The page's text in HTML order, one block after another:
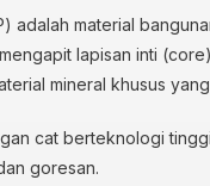
adalah material
lapisan inti
mineral khusus
cat berteknologi
goresan.